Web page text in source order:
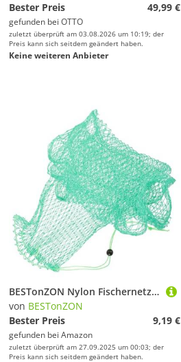
Bester Preis
49,99 €
gefunden bei OTTO
zuletzt überprüft am 03.08.2026 um 10:19; der
Preis kann sich seitdem geändert haben.
Keine weiteren Anbieter
BESTonZON Nylon Fischernetz Tasche mit Kordelzug Leichtes Strapazierfähiges Netz für Sicheres Fangen Fische Angeltasche Faltbar für Meerangeln und Reusen Einsatz
von BESTonZON
Bester Preis
9,19 €
gefunden bei Amazon
zuletzt überprüft am 27.09.2025 um 00:03; der
Preis kann sich seitdem geändert haben.